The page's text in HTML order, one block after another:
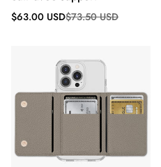
Prix
$63.00 USD
Prix
$73.50 USD